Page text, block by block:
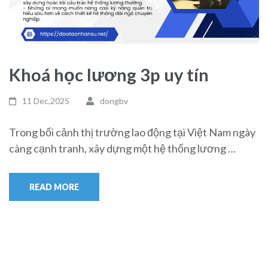
Khoá học lương 3p uy tín
11 Dec,2025 dongbv
Trong bối cảnh thị trường lao động tại Việt Nam ngày
càng cạnh tranh, xây dựng một hệ thống lương …
READ MORE